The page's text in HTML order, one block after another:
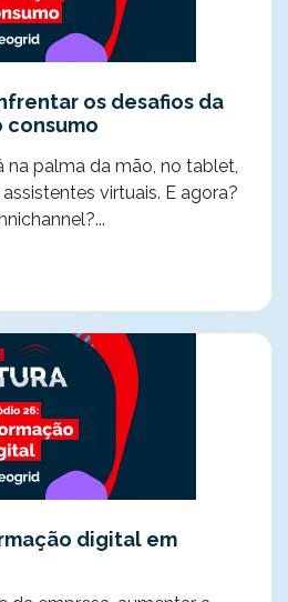
os desafios da
consumo
na palma da mão, no tablet,
virtuais. E agora?
digital em